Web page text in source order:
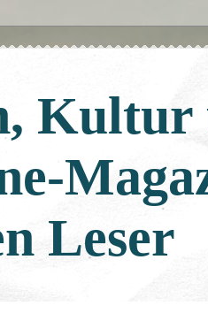
Kultur
Leser